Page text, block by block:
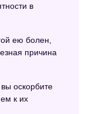
в
ею болен,
причина
оскорбите
к их